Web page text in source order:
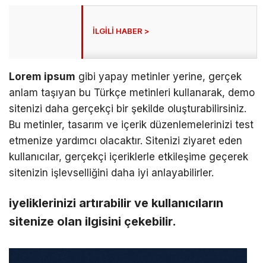
Lorem ipsum gibi yapay metinler yerine, gerçek
anlam taşıyan bu Türkçe metinleri kullanarak, demo
sitenizi daha gerçekçi bir şekilde oluşturabilirsiniz.
Bu metinler, tasarım ve içerik düzenlemelerinizi test
etmenize yardımcı olacaktır. Sitenizi ziyaret eden
kullanıcılar, gerçekçi içeriklerle etkileşime geçerek
sitenizin işlevselliğini daha iyi anlayabilirler.
iyeliklerinizi artırabilir ve kullanıcıların
sitenize olan ilgisini çekebilir.